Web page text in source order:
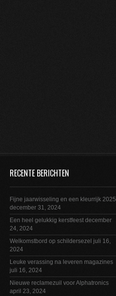
RECENTE BERICHTEN
Fijne jaarwisseling en een kleurrijk 2025
december 31, 2024
Een heel gelukkig kerstfeest december
24, 2024
Welkomstbord op schildersezel juli 16,
2024
Leuke verassing na leveren magazines
juli 16, 2024
Nieuwe reclamezuil voor Alphatronics
april 23, 2024